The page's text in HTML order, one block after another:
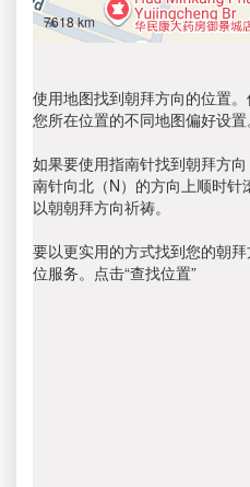
7618 km
使用地图找到朝拜方向的位置
您所在位置的不同地图偏好设置
如果要使用指南针找到朝拜方
南针向北（N）的方向上顺时
以朝朝拜方向祈祷。
要以更实用的方式找到您的朝
位服务。点击“查找位置”